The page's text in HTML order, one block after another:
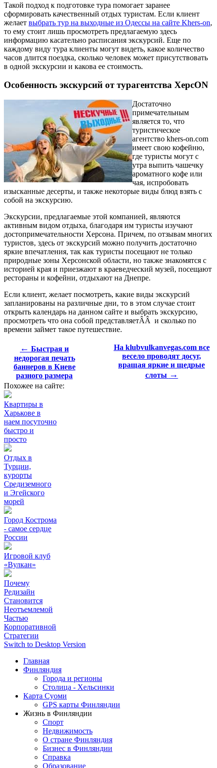
Такой подход к подготовке тура помогает заранее
сформировать качественный отдых туристам. Если клиент
желает выбрать тур на выходные из Одессы на сайте Khers-on,
то ему стоит лишь просмотреть предлагаемую здесь
информацию касательно расписания экскурсий. Еще по
каждому виду тура клиенты могут видеть, какое количество
часов длится поездка, сколько человек может присутствовать
в одной экскурсии и какова ее стоимость.
Особенность экскурсий от турагентства ХерсON
Достаточно
примечательным
является то, что
туристическое
агентство khers-on.com
имеет свою кофейню,
где туристы могут с
утра выпить чашечку
ароматного кофе или
чая, испробовать
изысканные десерты, и также некоторые виды блюд взять с
собой на экскурсию.
Экскурсии, предлагаемые этой компанией, являются
активным видом отдыха, благодаря им туристы изучают
достопримечательности Херсона. Причем, по отзывам многих
туристов, здесь от экскурсий можно получить достаточно
яркие впечатления, так как туристы посещают не только
природные зоны Херсонской области, но также знакомятся с
историей края и приезжают в краеведческий музей, посещают
рестораны и кофейни, отдыхают на Днепре.
Если клиент, желает посмотреть, какие виды экскурсий
запланированы на различные дни, то в этом случае стоит
открыть календарь на данном сайте и выбрать экскурсию,
просмотреть что она собой представляетÂÂ и сколько по
времени займет такое путешествие.
← Быстрая и
недорогая печать
баннеров в Киеве
разного размера
На klubvulkanvegas.com все
весело проводят досуг,
вращая яркие и щедрые
слоты →
Похожее на сайте:
Квартиры в
Харькове в
наем посуточно
быстро и
просто
Отдых в
Турции,
курорты
Средиземного
и Эгейского
морей
Город Кострома
- самое сердце
России
Игровой клуб
«Вулкан»
Почему
Редизайн
Становится
Неотъемлемой
Частью
Корпоративной
Стратегии
Switch to Desktop Version
Главная
Финляндия
Города и регионы
Столица - Хельсинки
Карта Суоми
GPS карты Финляндии
Жизнь в Финляндии
Спорт
Недвижимость
О стране Финляндия
Бизнес в Финляндии
Справка
Образование